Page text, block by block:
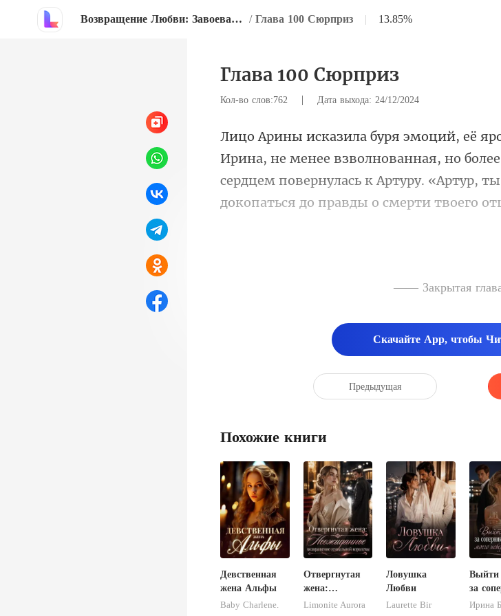
Возвращение Любви: Завоевать Бывшую Жену / Глава 100 Сюрприз | 13.85%
Глава 100 Сюрприз
Кол-во слов:762 | Дата выхода: 24/12/2024
нее взволнованная, но
сердцем повернулась к Артур
—— Закрытая
Скачайте App, чтобы
Предыдущая
Похожие книги
Девственная
жена Альфы
Baby Charlene.
Отвергнутая
жена:
Неожиданное
Limonite Aurora
Ловушка
Любви
Laurette Bir
Выйти
за
Ирина